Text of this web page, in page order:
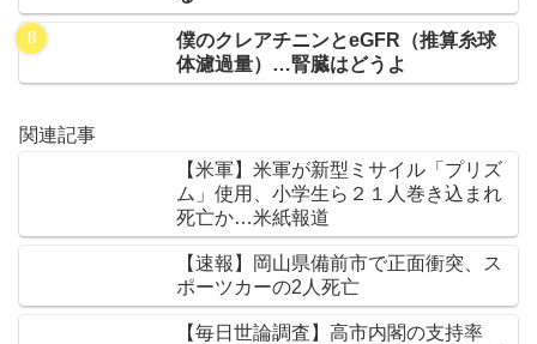
僕のクレアチニンとeGFR（推算糸球
体濾過量）…腎臓はどうよ
関連記事
【米軍】米軍が新型ミサイル「プリズ
ム」使用、小学生ら２１人巻き込まれ
死亡か…米紙報道
【速報】岡山県備前市で正面衝突、ス
ポーツカーの2人死亡
【毎日世論調査】高市内閣の支持率